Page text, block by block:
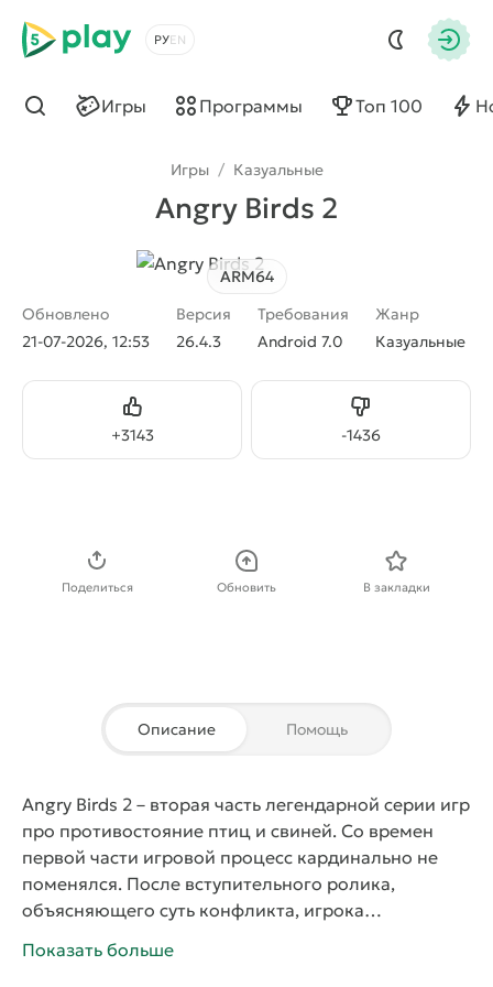
5play
Выбрать язык
Игры Программы Топ 100
Найти
Игры / Казуальные
Angry Birds 2
ARM64
Обновлено
21-07-2026, 12:53
Версия
26.4.3
Требования
Android 7.0
Жанр
Казуальные
+3143
Нравится -1436Не нравится
Поделиться Обновить В закладки
Описание Помощь
Angry Birds 2 – вторая часть легендарной серии игр
про противостояние птиц и свиней. Со времен
первой части игровой процесс кардинально не
поменялся. После вступительного ролика,
объясняющего суть конфликта, игрока
уровнями. В каждой миссии необходимо с
Показать больше